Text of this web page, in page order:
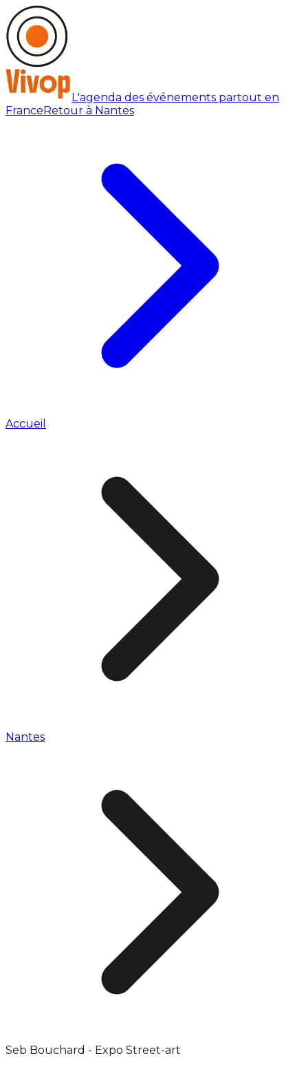
L'agenda des événements partout en
FranceRetour à Nantes
Accueil
Nantes
Seb Bouchard - Expo Street-art